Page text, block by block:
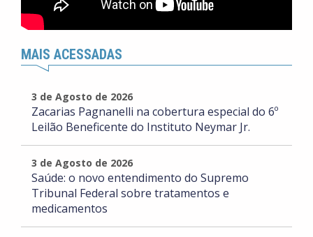
MAIS ACESSADAS
3 de Agosto de 2026
Zacarias Pagnanelli na cobertura especial do 6º
Leilão Beneficente do Instituto Neymar Jr.
3 de Agosto de 2026
Saúde: o novo entendimento do Supremo
Tribunal Federal sobre tratamentos e
medicamentos